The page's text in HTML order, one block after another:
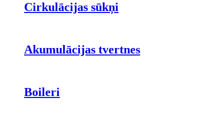
Cirkulācijas sūkņi
Akumulācijas tvertnes
Boileri